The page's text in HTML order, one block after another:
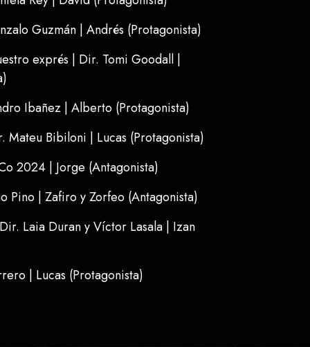
Guzmán | Andrés (Protagonista)
exprés | Dir. Tomi Goodall |
Ibañez | Alberto (Protagonista)
Mateu Bibiloni | Lucas (Protagonista)
2024 | Jorge (Antagonista)
Pino | Zafiro y Zorfeo (Antagonista)
Laia Duran y Víctor Lasala | Izan
| Lucas (Protagonista)